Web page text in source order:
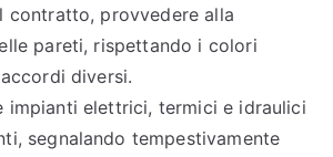
contratto, provvedere alla
pareti, rispettando i colori
diversi.
impianti elettrici, termici e idraulici
segnalando tempestivamente